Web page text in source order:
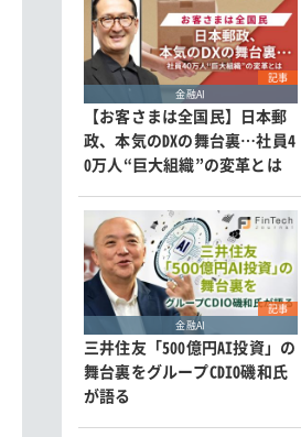
記事
金融AI
【お客さまは全国民】日本郵
政、本気のDXの舞台裏…社員4
0万人“巨大組織”の変革とは
記事
金融AI
三井住友「500億円AI投資」の
舞台裏をグループCDIO磯和氏
が語る